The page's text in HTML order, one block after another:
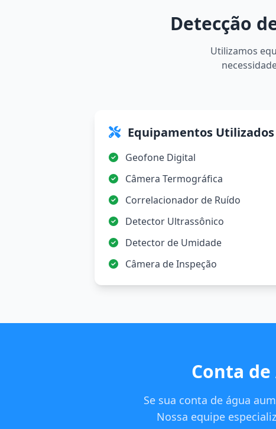
Detecção
Utilizamos
Equipamentos Utilizados
Geofone Digital
Câmera Termográfica
Correlacionador de Ruído
Detector Ultrassônico
Detector de Umidade
Câmera de Inspeção
Conta
Se sua conta de água
Nossa equipe